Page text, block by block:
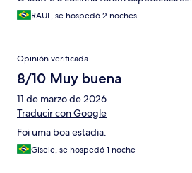
RAUL, se hospedó 2 noches
Opinión verificada
8/10 Muy buena
11 de marzo de 2026
Traducir con Google
Foi uma boa estadia.
Gisele, se hospedó 1 noche